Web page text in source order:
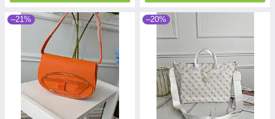
–21% –20%